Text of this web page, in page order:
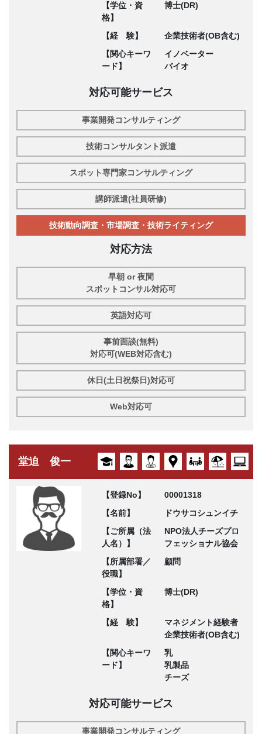
【学位・資
格】
博士(DR)
【経 験】
企業技術者(OB含む)
【関心キーワ
ード】
イノベーター
バイオ
対応可能サービス
事業開発コンサルティング
技術コンサルタント派遣
スポット専門家コンサルティング
講師派遣(社員研修)
技術動向調査・市場調査・技術ライティング
対応方法
早朝 or 夜間
スポットコンサル対応可
英語対応可
事前面談(無料)
対応可(WEB対応含む)
休日(土日祝祭日)対応可
Web対応可
堂迫 俊一
【登録No】
00001318
【名前】
ドウサコシュンイチ
【ご所属（法
人名）】
NPO法人チーズプロ
フェッショナル協会
【所属部署／
役職】
顧問
【学位・資
格】
博士(DR)
【経 験】
マネジメント経験者
企業技術者(OB含む)
【関心キーワ
ード】
乳
乳製品
チーズ
対応可能サービス
事業開発コンサルティング